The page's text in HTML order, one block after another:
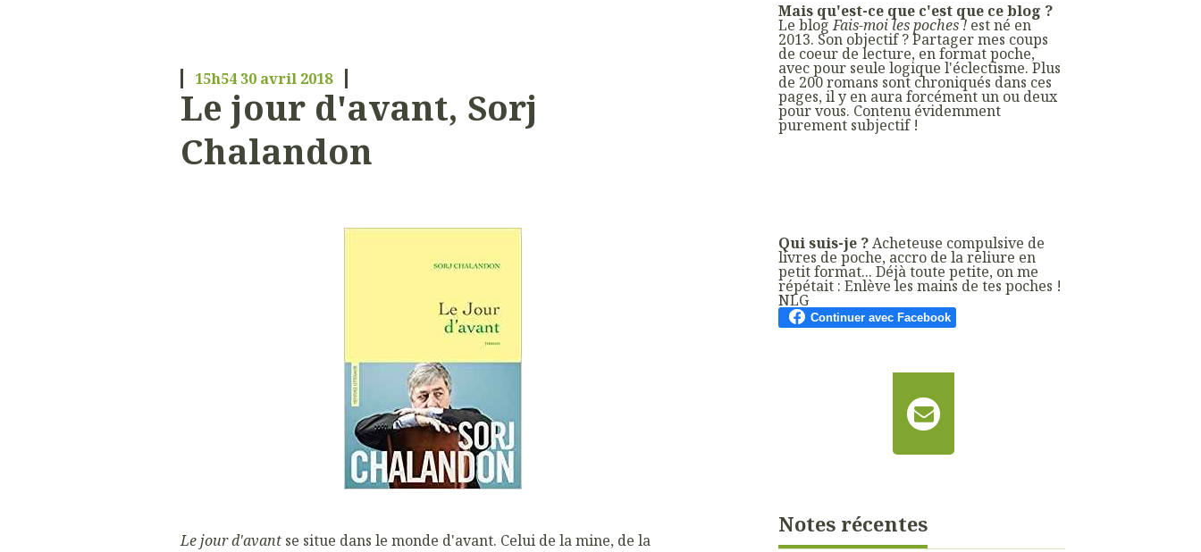
15h54 30 avril 2018
Le jour d'avant, Sorj
Chalandon
Le jour d'avant se situe dans le monde d'avant. Celui de la mine, de la
Mais qu'est-ce que c'est que ce blog ?
Le blogFais-moi les poches !est né en
2013. Son objectif ? Partager mes coups
de coeur de lecture, en format poche,
avec pour seule logique l'éclectisme. Plus
de 200 romans sont chroniqués dans ces
pages, il y en aura forcément un ou deux
pour vous. Contenu évidemment
purement subjectif !
Qui suis-je ?Acheteuse compulsive de
livres de poche, accro de la reliure en
petit format... Déjà toute petite, on me
répétait : Enlève les mains de tes poches !
NLG
Notes récentes